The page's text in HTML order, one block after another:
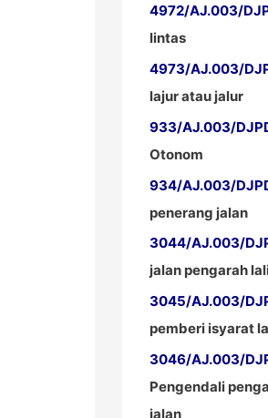
4972/AJ.003/
lintas
4973/AJ.003/
lajur atau jalur
933/AJ.003/
Otonom
934/AJ.003/
penerang jalan
3044/AJ.003/
jalan pengarah
3045/AJ.003/
pemberi isyarat
3046/AJ.003/
Pengendali
jalan